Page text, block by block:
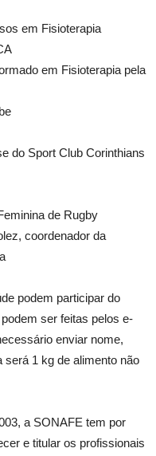
em Fisioterapia
em Fisioterapia pela
do Sport Club Corinthians
de Rugby
coordenador da
podem participar do
ser feitas pelos e-
enviar nome,
será 1 kg de alimento não
a SONAFE tem por
e titular os profissionais